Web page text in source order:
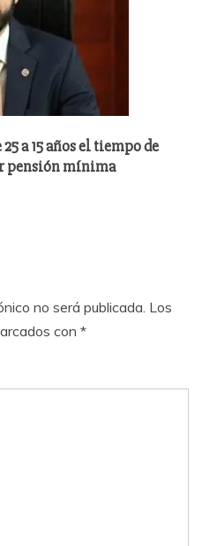
a 15 años el tiempo de
pensión mínima
no será publicada. Los
con *